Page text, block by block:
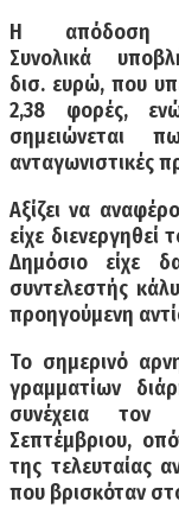
Η απόδοση
Συνολικά
δισ. ευρώ, που
2,38 φορές,
σημειώνεται
ανταγωνιστικές
Αξίζει να
είχε
Δημόσιο είχε
συντελεστής
προηγούμενη
Το σημερινό
γραμματίων
συνέχεια
Σεπτέμβριου,
της τελευταίας
που βρισκόταν